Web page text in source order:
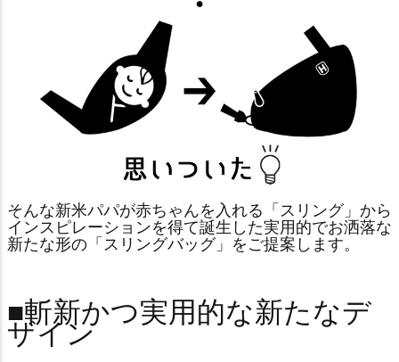
そんな新米パパが赤ちゃんを入れる「スリング」から
インスピレーションを得て誕生した実用的でお洒落な
新たな形の「スリングバッグ」をご提案します。
■斬新かつ実用的な新たなデ
ザイン